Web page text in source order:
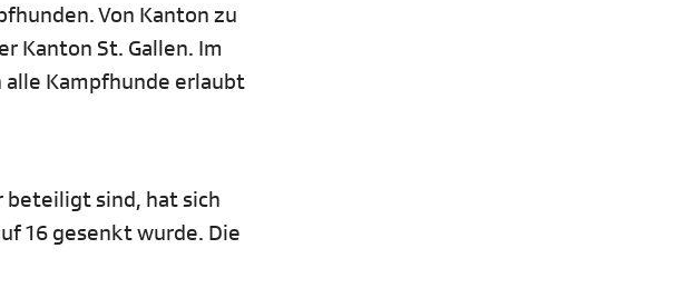
Von Kanton zu
Kanton St. Gallen. Im
Kampfhunde erlaubt
beteiligt sind, hat sich
16 gesenkt wurde. Die